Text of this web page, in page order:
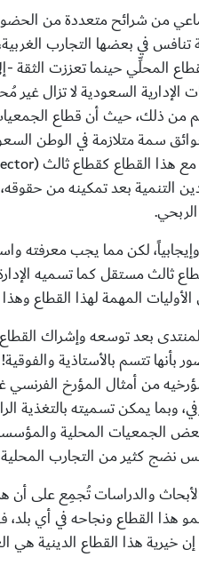
من شرائح متعددة من
في بعضها التجارب
المحلِّي حينما تعززت الثقة
الإدارية السعودية لا تزال
أهم من ذلك، حيث أن قطاع
سمة متلازمة في الوطن
مع هذا القطاع كقطاع ثالث (
التنمية بعد تمكينه من
لكن مما يجب معرفته
ثالث مستقل كما تسميه
المهمة لهذا القطاع وهذا
بعد توسعه وإشراك
تتسم بالأستاذية
من أمثال المؤرخ
وبما يمكن تسميته بالتغذية
بعض الجمعيات المحلية
نضج كثير من التجارب
والدراسات تُجمِع على أن
هذا القطاع ونجاحه في أي
خيرية هذا القطاع الدينية